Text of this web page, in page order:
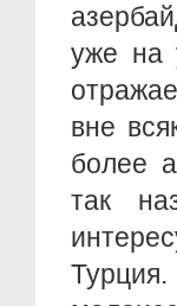
уже на
вне
более
так